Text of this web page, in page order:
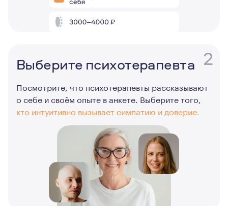
2
Выберите психотерапевта
Посмотрите, что психотерапевты рассказывают
о себе и своём опыте в анкете. Выберите того,
кто интуитивно вызывает симпатию и доверие.